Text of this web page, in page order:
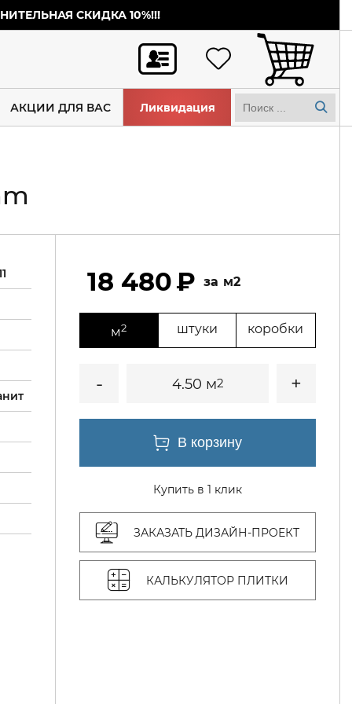
СКИДКА 10%!!!
АКЦИИ ДЛЯ ВАС Ликвидация
18 480 м2
м2 штуки коробки
4.50 м2
Купить в 1 клик
ЗАКАЗАТЬ ДИЗАЙН-ПРОЕКТ
КАЛЬКУЛЯТОР ПЛИТКИ